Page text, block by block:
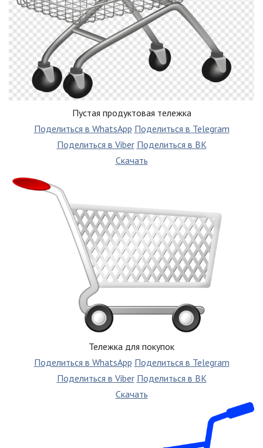
Пустая продуктовая тележка
Поделиться в WhatsApp Поделиться в Telegram
Поделиться в Viber Поделиться в ВК
Скачать
Тележка для покупок
Поделиться в WhatsApp Поделиться в Telegram
Поделиться в Viber Поделиться в ВК
Скачать